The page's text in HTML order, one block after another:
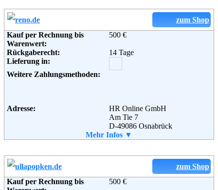
Weiterführende
Informationen:
AGB
Weitere Zahlungsmethoden:
Adresse:
CONLEY'S Modekontor GmbH
D-22880 Wedel
Telefon:
Soziale Kanäle:
Weiterführende
Blog,AGB
zum Shop
Kauf per Rechnung bis
Warenwert:
500 €
Rückgaberecht:
14 Tage
Lieferung in:
Weitere Zahlungsmethoden:
Adresse:
HR Online GmbH
Am Tie 7
D-49086 Osnabrück
+49 (0)800 - 73669358
Soziale Kanäle:
Weiterführende
AGB
Mehr Infos ▼
zum Shop
Kauf per Rechnung bis
500 €